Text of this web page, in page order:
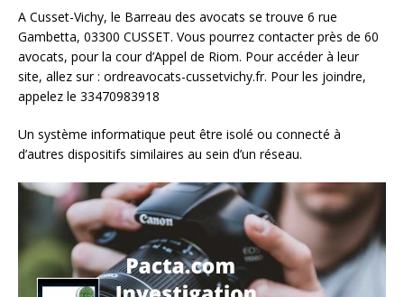
A Cusset-Vichy, le Barreau des avocats se trouve 6 rue
Gambetta, 03300 CUSSET. Vous pourrez contacter près de 60
avocats, pour la cour d’Appel de Riom. Pour accéder à leur
site, allez sur : ordreavocats-cussetvichy.fr. Pour les joindre,
appelez le 33470983918
Un système informatique peut être isolé ou connecté à
d’autres dispositifs similaires au sein d’un réseau.